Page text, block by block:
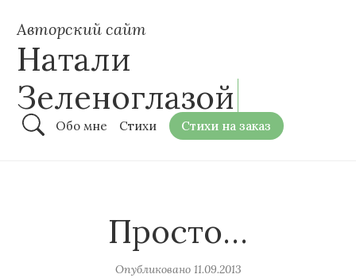
Авторский сайт
Натали
Зеленоглазой
Обо мне Стихи Стихи на заказ
Просто…
Опубликовано 11.09.2013